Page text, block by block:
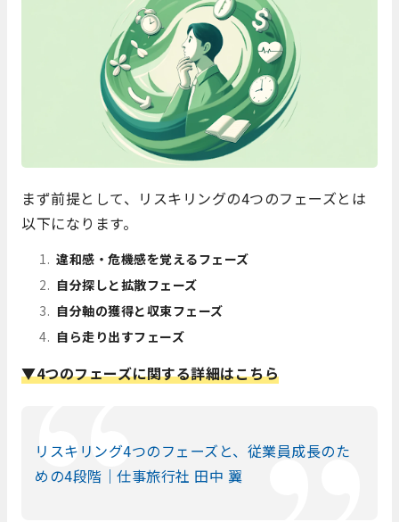
まず前提として、リスキリングの4つのフェーズとは
以下になります。
違和感・危機感を覚えるフェーズ
自分探しと拡散フェーズ
自分軸の獲得と収束フェーズ
自ら走り出すフェーズ
▼4つのフェーズに関する詳細はこちら
リスキリング4つのフェーズと、従業員成長のた
めの4段階｜仕事旅行社 田中 翼